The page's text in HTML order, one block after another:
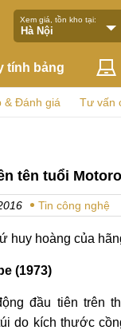
Xem giá, tồn kho tại:
tính bảng
& Đánh giá Tư vấn
tên tuổi
Tin công nghệ
huy hoàng của
(1973)
đầu tiên trên
do kích thước